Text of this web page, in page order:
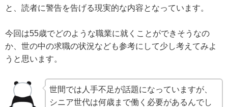
と、読者に警告を告げる現実的な内容となっています。
今回は55歳でどのような職業に就くことができそうなの
か、世の中の求職の状況なども参考にして少し考えてみよ
うと思います。
世間では人手不足が話題になっていますが、
シニア世代は何歳まで働く必要があるんでし